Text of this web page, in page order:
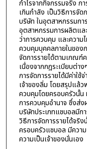
กำไรจากกิจกรรมจริง
เกินกำลัง เป็นวิธีการจั
บริษัท ในอุตสาหกรรมก
อุตสาหกรรมการผลิตแล
ว่าการควบคุม และความ
ควบคุมบุคคลภายในของ
จัดการรายได้ตามเกณฑ์
เนื่องจากกฎระเบียบต่า
การจัดการรายได้มีค่าใช้
เจ้าของลิ่ม โดยสรุปแล้
ควบคุมโดยครอบครัวนั้น
การควบคุมอำนาจ ซึ่งส่
บริษัทประเภทแชบอลมีก
วิธีการจัดการรายได้จริ
ครอบครัวแชบอล มีควา
ความเป็นเจ้าของนั่นเอง